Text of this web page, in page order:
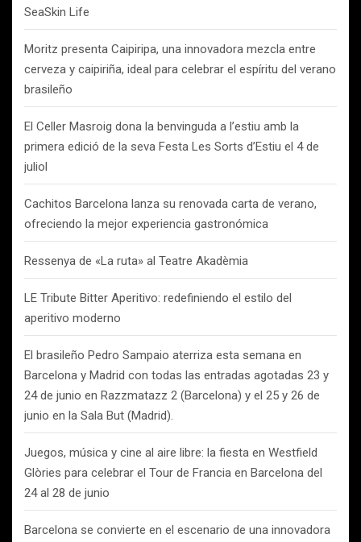
SeaSkin Life
Moritz presenta Caipiripa, una innovadora mezcla entre
cerveza y caipiriña, ideal para celebrar el espíritu del verano
brasileño
El Celler Masroig dona la benvinguda a l’estiu amb la
primera edició de la seva Festa Les Sorts d’Estiu el 4 de
juliol
Cachitos Barcelona lanza su renovada carta de verano,
ofreciendo la mejor experiencia gastronómica
Ressenya de «La ruta» al Teatre Akadèmia
LE Tribute Bitter Aperitivo: redefiniendo el estilo del
aperitivo moderno
El brasileño Pedro Sampaio aterriza esta semana en
Barcelona y Madrid con todas las entradas agotadas 23 y
24 de junio en Razzmatazz 2 (Barcelona) y el 25 y 26 de
junio en la Sala But (Madrid).
Juegos, música y cine al aire libre: la fiesta en Westfield
Glòries para celebrar el Tour de Francia en Barcelona del
24 al 28 de junio
Barcelona se convierte en el escenario de una innovadora